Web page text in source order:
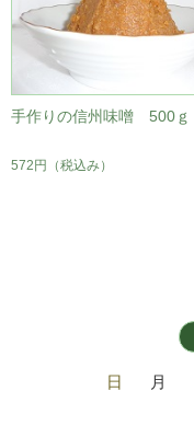
手作りの信州味噌 500ｇ
572円 （税込み）
日 月